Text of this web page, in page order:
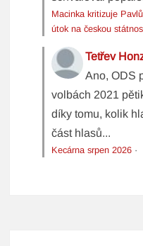
Macinka kritizuje
útok na českou
Tetřev
Ano, ODS
volbách 2021
díky tomu, kolik
část hlasů...
Kecárna srpen 2026 ·